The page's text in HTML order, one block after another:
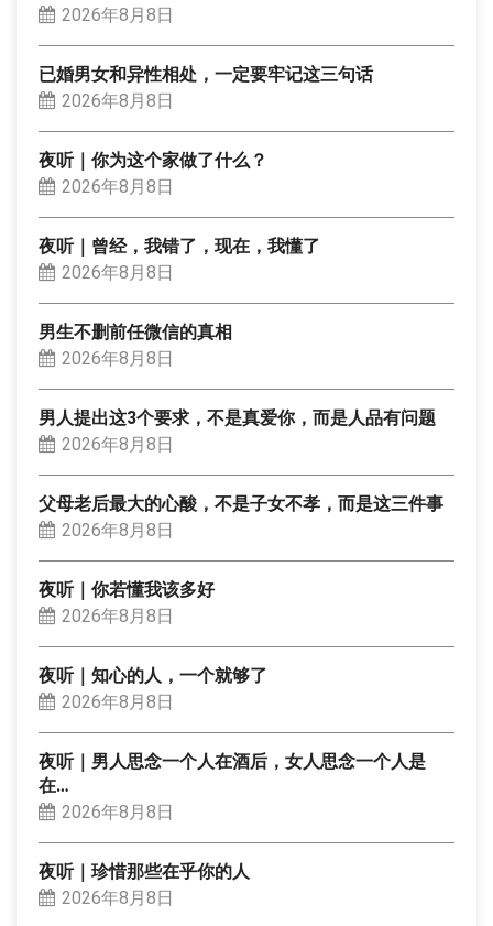
2026年8月8日
已婚男女和异性相处，一定要牢记这三句话
2026年8月8日
夜听｜你为这个家做了什么？
2026年8月8日
夜听｜曾经，我错了，现在，我懂了
2026年8月8日
男生不删前任微信的真相
2026年8月8日
男人提出这3个要求，不是真爱你，而是人品有问题
2026年8月8日
父母老后最大的心酸，不是子女不孝，而是这三件事
2026年8月8日
夜听｜你若懂我该多好
2026年8月8日
夜听｜知心的人，一个就够了
2026年8月8日
夜听｜男人思念一个人在酒后，女人思念一个人是
在…
2026年8月8日
夜听｜珍惜那些在乎你的人
2026年8月8日